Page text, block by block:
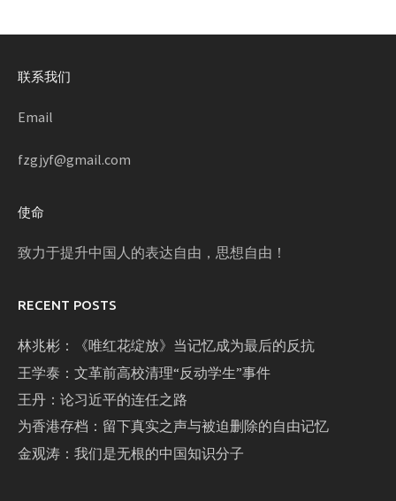
联系我们
Email
fzgjyf@gmail.com
使命
致力于提升中国人的表达自由，思想自由！
RECENT POSTS
林兆彬：《唯红花绽放》当记忆成为最后的反抗
王学泰：文革前高校清理“反动学生”事件
王丹：论习近平的连任之路
为香港存档：留下真实之声与被迫删除的自由记忆
金观涛：我们是无根的中国知识分子